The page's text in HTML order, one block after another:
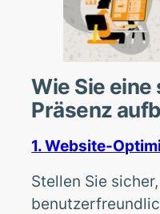
Wie Sie
Präsenz
1. Website-
Stellen Sie